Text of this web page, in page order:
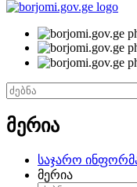
მერია
საჯარო
მერია